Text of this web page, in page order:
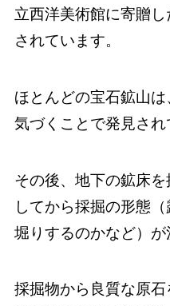
立西洋美術館に寄贈
されています。
ほとんどの宝石鉱山
気づくことで発見され
その後、地下の鉱床
してから採掘の形態
堀りするのかなど）が
採掘物から良質な原